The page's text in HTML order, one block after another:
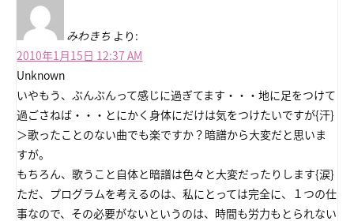
みわきち より:
2010年1月15日 12:37 AM
Unknown
いやもう、ぶんぶんって感じに過ぎてます・・・地に足をつけて
過ごさねば・・・とにかく身体にだけは気をつけたいですが{汗}
＞歌ったことのない曲でも楽ですか？暗譜から大変だと思いま
すが。
もちろん、歌うこと自体と暗譜は色々と大変だったりします{涙}
ただ、プログラムを考えるのは、私にとっては完全に、１つの仕
事なので、その必要がないというのは、時間も労力もとられない